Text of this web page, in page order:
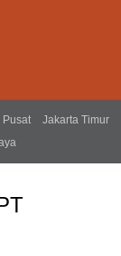
Pusat
Jakarta Timur